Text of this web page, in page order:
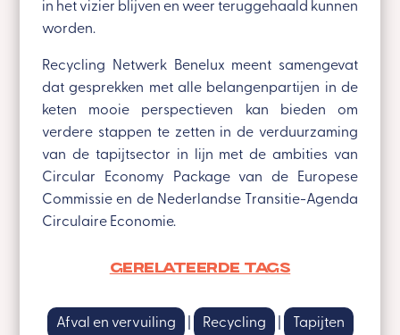
in het vizier blijven en weer teruggehaald kunnen
worden.
Recycling Netwerk Benelux meent samengevat
dat gesprekken met alle belangenpartijen in de
keten mooie perspectieven kan bieden om
verdere stappen te zetten in de verduurzaming
van de tapijtsector in lijn met de ambities van
Circular Economy Package van de Europese
Commissie en de Nederlandse Transitie-Agenda
Circulaire Economie.
Gerelateerde tags
Afval en vervuiling Recycling Tapijten